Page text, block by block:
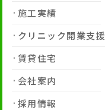
施工実績
クリニック開業支援
賃貸住宅
会社案内
採用情報